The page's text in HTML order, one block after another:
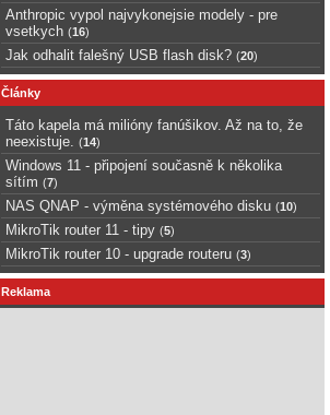
Anthropic vypol najvykonejsie modely - pre
vsetkych (16)
Jak odhalit falešný USB flash disk? (20)
Články
Táto kapela má milióny fanúšikov. Až na to, že
neexistuje.
(14)
Windows 11 - připojení současně k několika
sítím (7)
NAS QNAP - výměna systémového disku (10)
MikroTik router 11 - tipy (5)
MikroTik router 10 - upgrade routeru (3)
Reklama